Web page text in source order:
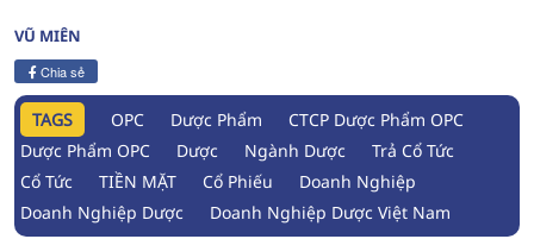
VŨ MIÊN
Chia sẻ
TAGS OPC Dược Phẩm
CTCP Dược Phẩm OPC
Dược Phẩm OPC
Dược Ngành Dược
Trả Cổ Tức
Cổ Tức
TIỀN MẶT Cổ Phiếu
Doanh Nghiệp
Doanh Nghiệp Dược
Doanh Nghiệp Dược Việt Nam